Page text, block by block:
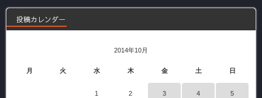
投稿カレンダー
2014年10月
月 火 水 木 金 土 日
1 2 3 4 5